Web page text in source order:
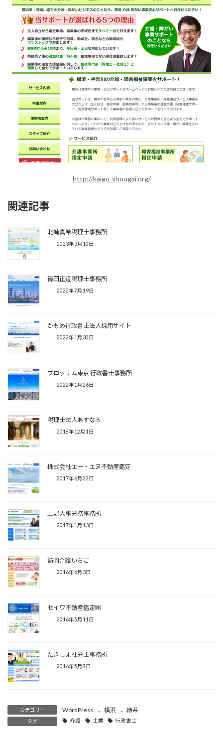
http://kaigo-shougai.org/
関連記事
北崎真希税理士事務所
2023年3月10日
篠田正道税理士事務所
2022年7月19日
かもめ行政書士法人採用サイト
2022年1月30日
ブロッサム東京 行政書士事務所
2022年1月26日
税理士法人あすなろ
2018年12月1日
株式会社エー・エヌ不動産鑑定
2017年6月22日
上野人事労務事務所
2017年1月13日
訪問介護いちご
2016年6月3日
セイワ不動産鑑定㈱
2016年5月11日
たきしま社労士事務所
2016年5月8日
カテゴリー WordPress 、 横浜 、緑系
タグ 介護 士業 行政書士